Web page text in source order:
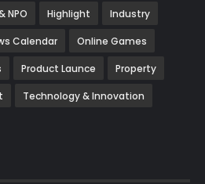
NPO Highlight Industry
Calendar Online Games
Product Launce Property
Technology & Innovation